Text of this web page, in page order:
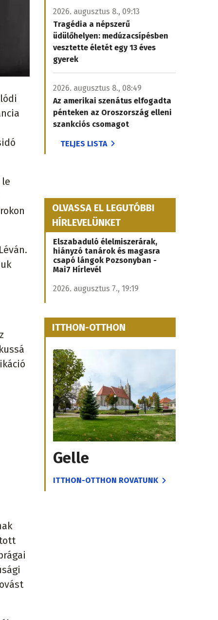
le
2026. augusztus 8., 09:13
Tragédia a népszerű
üdülőhelyen: medúzacsípésben
vesztette életét egy 13 éves
gyerek
2026. augusztus 8., 08:49
Az amerikai szenátus elfogadta
pénteken az Oroszország elleni
szankciós csomagot
TELJES LISTA
OLVASSA EL LEGUTÓBBI
HÍRLEVELÜNKET
Elszabaduló élelmiszerárak,
hiányzó tanárok és magasra
csapó lángok Pozsonyban -
Mai7 Hírlevél
2026. augusztus 7., 19:19
ITTHON-OTTHON
Gelle
ITTHON-OTTHON ROVATUNK